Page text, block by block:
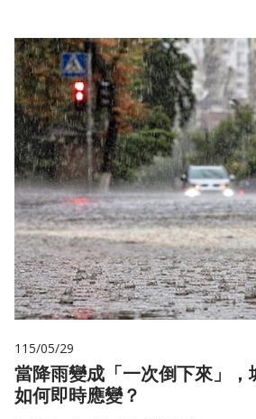
115/05/29
當降雨變成「一次倒下來」，
如何即時應變？